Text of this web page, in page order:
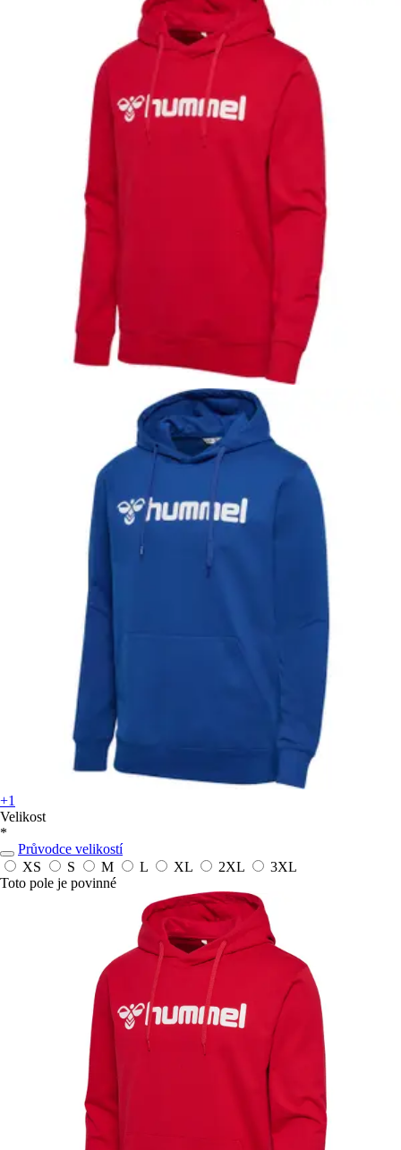
+1
Velikost
*
Průvodce velikostí
XS
S M L XL 2XL
3XL
Toto pole je povinné